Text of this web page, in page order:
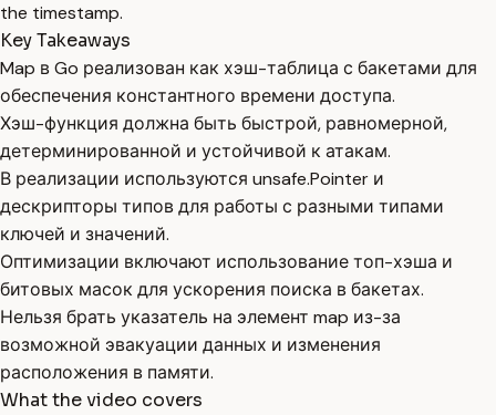
the timestamp.
Key Takeaways
Map в Go реализован как хэш-таблица с бакетами для
обеспечения константного времени доступа.
Хэш-функция должна быть быстрой, равномерной,
детерминированной и устойчивой к атакам.
В реализации используются unsafe.Pointer и
дескрипторы типов для работы с разными типами
ключей и значений.
Оптимизации включают использование топ-хэша и
битовых масок для ускорения поиска в бакетах.
Нельзя брать указатель на элемент map из-за
возможной эвакуации данных и изменения
расположения в памяти.
What the video covers